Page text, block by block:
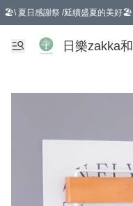
🏖️\ 夏日感謝祭 /延續盛夏的美好🏖️
選擇GoGoX住宅/工商地址配送
日樂zakka